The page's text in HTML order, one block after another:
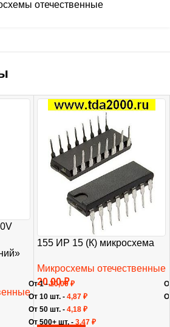
отечественные
155 ИР 15 (К) микросхема
Микросхемы отечественные
20,00₽
От 1 -20,00₽
От 10 шт. - 4,87 ₽
От 50 шт. - 4,18 ₽
От 500+ шт. - 3,47 ₽